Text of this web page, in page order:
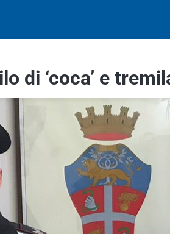
di ‘coca’ e